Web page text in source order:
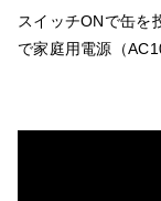
スイッチONで缶を
で家庭用電源（